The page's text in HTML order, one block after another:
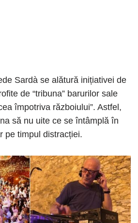
Sardà se alătură inițiativei de
de “tribuna” barurilor sale
împotriva războiului”. Astfel,
să nu uite ce se întâmplă în
pe timpul distracției.